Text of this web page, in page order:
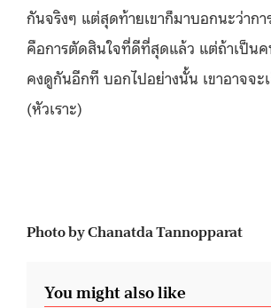
กันจริงๆ แต่สุดท้ายเขาก็มาบอกนะว่าก
คือการตัดสินใจที่ดีที่สุดแล้ว แต่ถ้าเป็น
คงดูกันอีกที บอกไปอย่างนั้น เขาอาจจะ
(หัวเราะ)
Photo by Chanatda Tannopparat
You might also like